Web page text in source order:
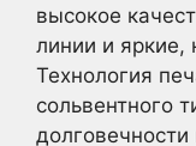
высокое
линии и
Технология
сольвентного
долговечности